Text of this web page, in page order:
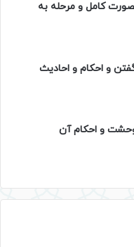
کامل و مرحله به
و احکام و احادیث
وحشت و احکام آن